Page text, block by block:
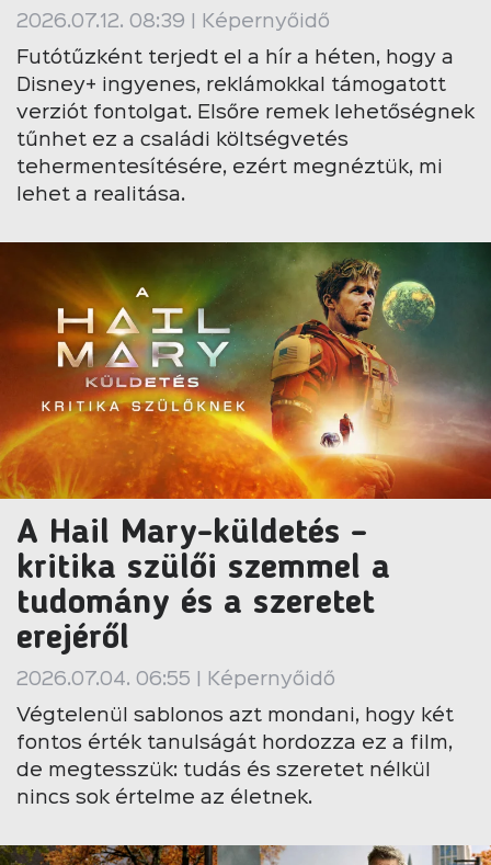
2026.07.12. 08:39 | Képernyőidő
Futótűzként terjedt el a hír a héten, hogy a
Disney+ ingyenes, reklámokkal támogatott
verziót fontolgat. Elsőre remek lehetőségnek
tűnhet ez a családi költségvetés
tehermentesítésére, ezért megnéztük, mi
lehet a realitása.
A Hail Mary-küldetés –
kritika szülői szemmel a
tudomány és a szeretet
erejéről
2026.07.04. 06:55 | Képernyőidő
Végtelenül sablonos azt mondani, hogy két
fontos érték tanulságát hordozza ez a film,
de megtesszük: tudás és szeretet nélkül
nincs sok értelme az életnek.